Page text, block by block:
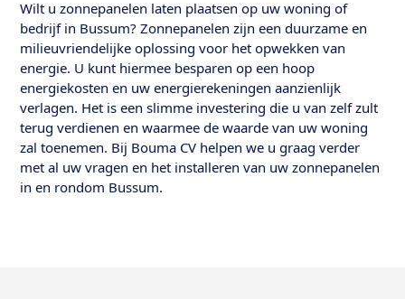
Wilt u zonnepanelen laten plaatsen op uw woning of
bedrijf in Bussum? Zonnepanelen zijn een duurzame en
milieuvriendelijke oplossing voor het opwekken van
energie. U kunt hiermee besparen op een hoop
energiekosten en uw energierekeningen aanzienlijk
verlagen. Het is een slimme investering die u van zelf zult
terug verdienen en waarmee de waarde van uw woning
zal toenemen. Bij Bouma CV helpen we u graag verder
met al uw vragen en het installeren van uw zonnepanelen
in en rondom Bussum.